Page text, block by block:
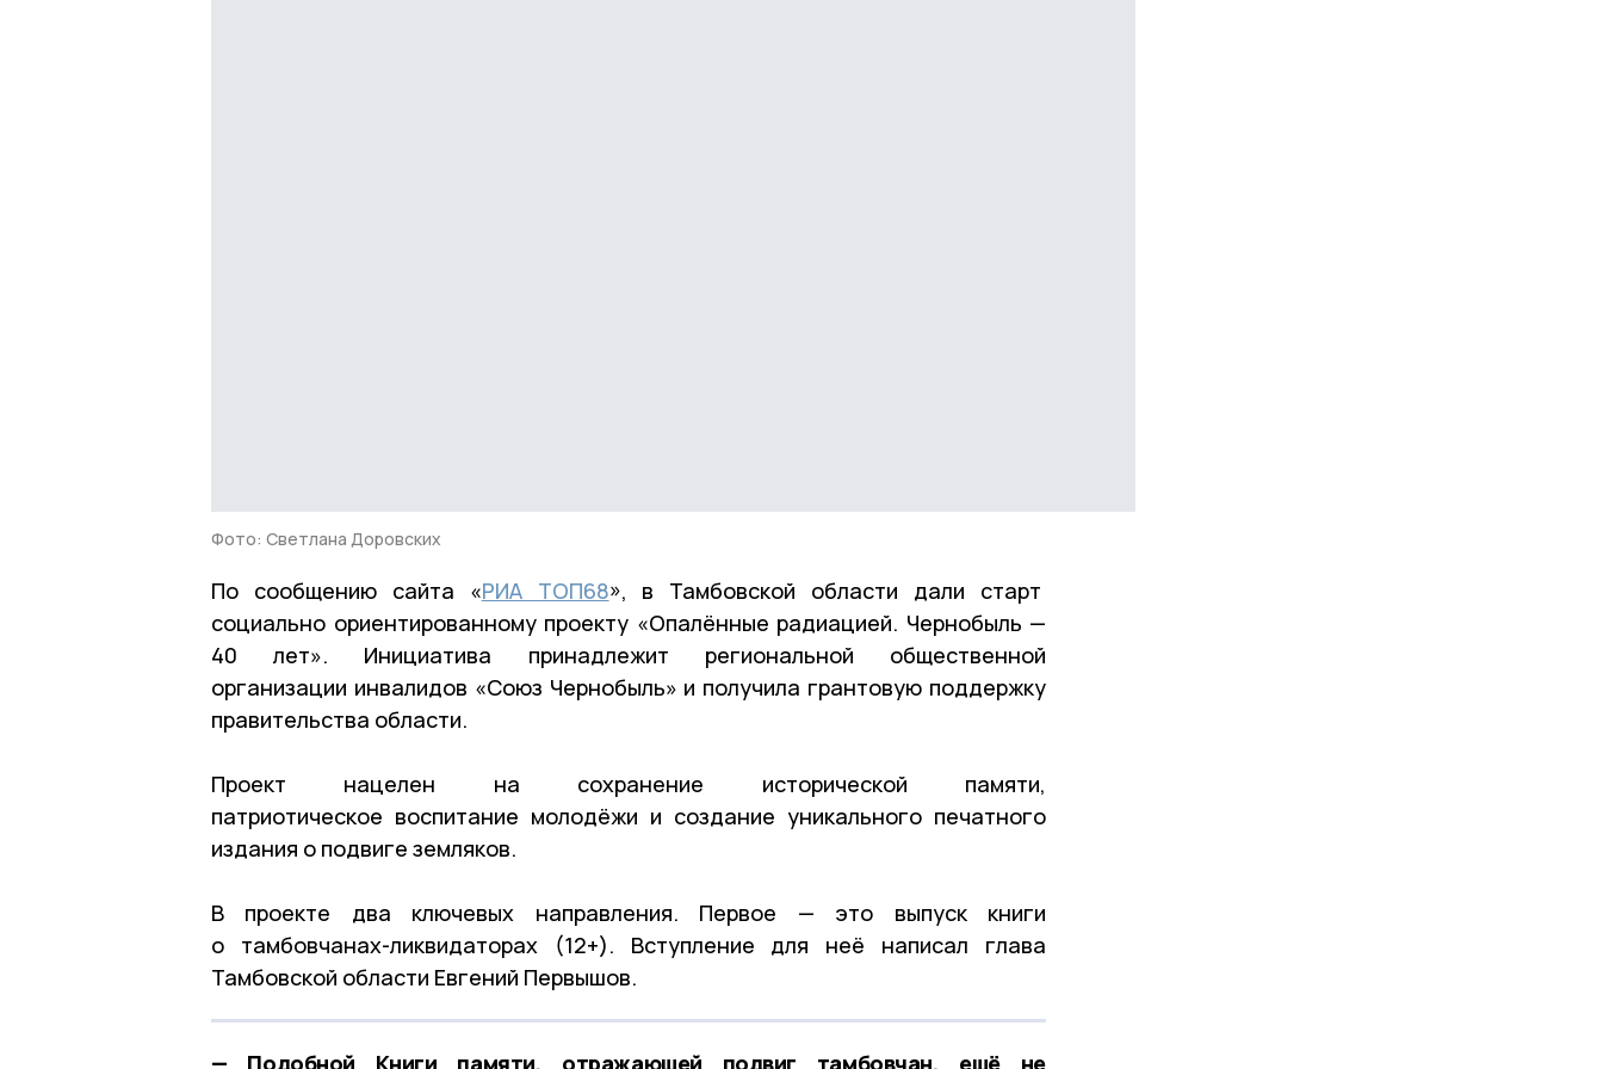
Фото: Светлана Доровских
По сообщению сайта «РИА ТОП68», в Тамбовской области дали старт
социально ориентированному проекту «Опалённые радиацией. Чернобыль —
40 лет». Инициатива принадлежит региональной общественной
организации инвалидов «Союз Чернобыль» и получила грантовую поддержку
правительства области.
Проект нацелен на сохранение исторической памяти,
патриотическое воспитание молодёжи и создание уникального печатного
издания о подвиге земляков.
В проекте два ключевых направления. Первое — это выпуск книги
о тамбовчанах-ликвидаторах (12+). Вступление для неё написал глава
Тамбовской области Евгений Первышов.
— Подобной Книги памяти, отражающей подвиг тамбовчан, ещё не